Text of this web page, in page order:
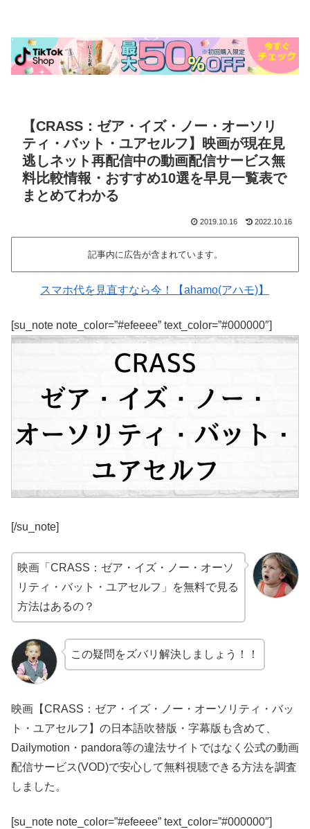
【CRASS：ゼア・イズ・ノー・オーソリ
ティ・バット・ユアセルフ】映画が現在見
逃しネット再配信中の動画配信サービス無
料比較情報・おすすめ10選を早見一覧表で
まとめてわかる
2019.10.16 2022.10.16
記事内に広告が含まれています。
スマホ代を見直すなら今！【ahamo(アハモ)】
[su_note note_color=”#efeeee” text_color=”#000000″]
[/su_note]
映画「CRASS：ゼア・イズ・ノー・オーソ
リティ・バット・ユアセルフ」を無料で見る
方法はあるの？
この疑問をズバリ解決しましょう！！
映画【CRASS：ゼア・イズ・ノー・オーソリティ・バッ
ト・ユアセルフ】の日本語吹替版・字幕版も含めて、
Dailymotion・pandora等の違法サイトではなく公式の動画
配信サービス(VOD)で安心して無料視聴できる方法を調査
しました。
[su_note note_color=”#efeeee” text_color=”#000000″]